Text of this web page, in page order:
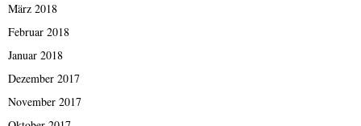
März 2018
Februar 2018
Januar 2018
Dezember 2017
November 2017